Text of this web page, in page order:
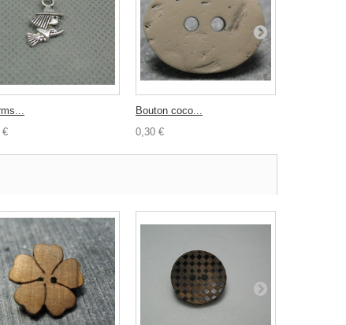
€
Bouton coco...
0,30 €